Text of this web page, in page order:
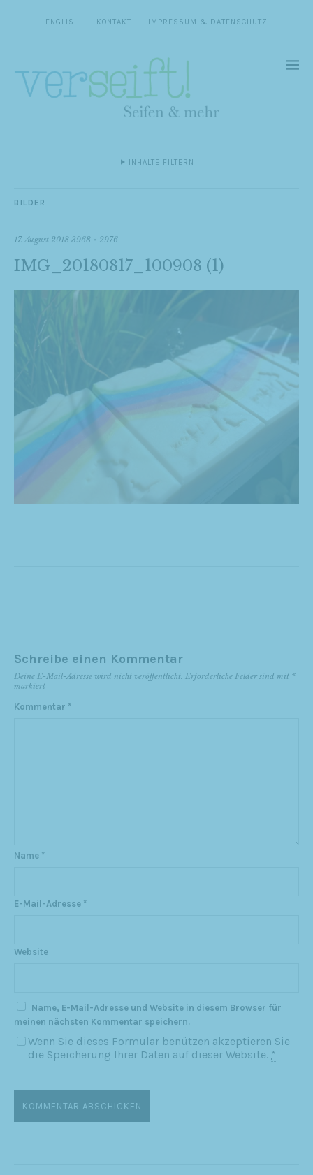
ENGLISH KONTAKT IMPRESSUM & DATENSCHUTZ
INHALTE FILTERN
BILDER
17. August 2018 3968 × 2976
IMG_20180817_100908 (1)
Schreibe einen Kommentar
Deine E-Mail-Adresse wird nicht veröffentlicht. Erforderliche Felder sind mit *
markiert
Kommentar *
Name *
E-Mail-Adresse *
Website
Name, E-Mail-Adresse und Website in diesem Browser für
meinen nächsten Kommentar speichern.
Wenn Sie dieses Formular benützen akzeptieren Sie
die Speicherung Ihrer Daten auf dieser Website. *